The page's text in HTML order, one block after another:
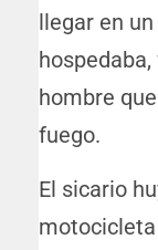
llegar en
hombre
fuego.
El sicario